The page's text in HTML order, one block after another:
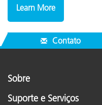
Learn More
Contato
Sobre
Suporte e Serviços